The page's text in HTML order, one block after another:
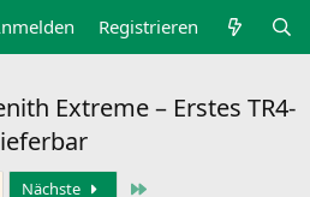
Registrieren
Extreme – Erstes TR4-
Nächste